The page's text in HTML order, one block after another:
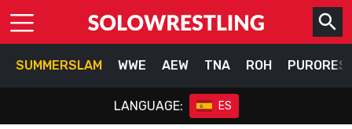
SUMMERSLAM WWE AEW TNA ROH
LANGUAGE: ES